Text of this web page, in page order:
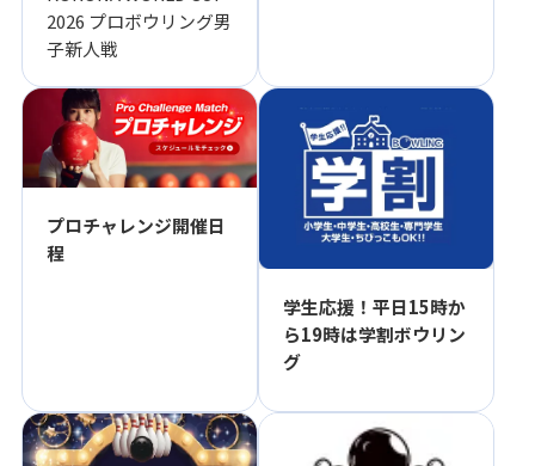
2026 プロボウリング男
子新人戦
プロチャレンジ開催日
程
学生応援！平日15時か
ら19時は学割ボウリン
グ